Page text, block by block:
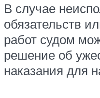
В случае
обязательств
работ судом
решение об
наказания для